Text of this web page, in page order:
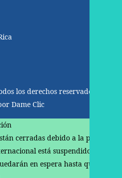
los derechos reservados.
Dame Clic
cerradas debido a la pandemia,
está suspendido. Los
en espera hasta que se